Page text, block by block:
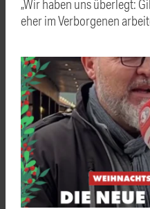
„Wir haben uns überlegt:
eher im Verborgenen